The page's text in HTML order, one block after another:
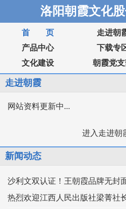
洛阳朝霞文化
首 页 走进朝
产品中心
下载专
文化建设
朝霞党
走进朝霞
网站资料更新中...
进入走进朝
新闻动态